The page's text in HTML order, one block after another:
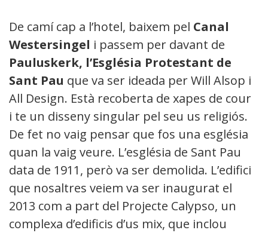
De camí cap a l’hotel, baixem pel Canal
Westersingel i passem per davant de
Pauluskerk, l’Església Protestant de
Sant Pau que va ser ideada per Will Alsop i
All Design. Està recoberta de xapes de coure
i te un disseny singular pel seu us religiós.
De fet no vaig pensar que fos una església
quan la vaig veure. L’església de Sant Pau
data de 1911, però va ser demolida. L’edifici
que nosaltres veiem va ser inaugurat el
2013 com a part del Projecte Calypso, un
complexa d’edificis d’us mix, que inclou